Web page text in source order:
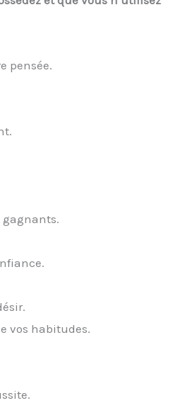
pensée.
gagnants.
vos habitudes.